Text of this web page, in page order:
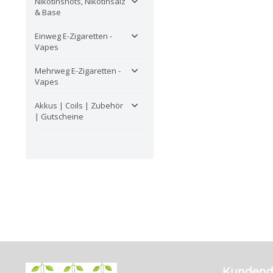
& Base
Einweg E-Zigaretten -
Vapes
Mehrweg E-Zigaretten -
Vapes
Akkus | Coils | Zubehör
| Gutscheine